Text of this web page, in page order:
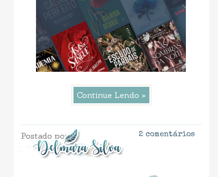
Continue Lendo »
Postado por 2 comentários